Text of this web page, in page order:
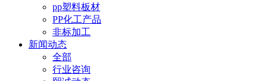
pp塑料板材
PP化工产品
非标加工
新闻动态
全部
行业咨询